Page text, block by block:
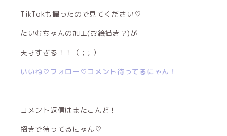
TikTokも撮ったので見てください♡
たいむちゃんの加工(お絵描き？)が
天才すぎる！！（ ; ; ）
いいね♡フォロー♡コメント待ってるにゃん！
コメント返信はまたこんど！
招きで待ってるにゃん♡